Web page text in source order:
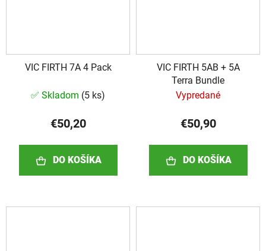
VIC FIRTH 7A 4 Pack
✅ Skladom (5 ks)
€50,20
DO KOŠÍKA
VIC FIRTH 5AB + 5A
Terra Bundle
Vypredané
€50,90
DO KOŠÍKA